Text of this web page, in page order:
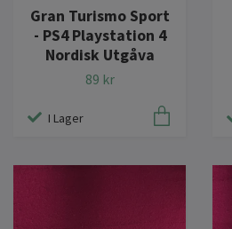
Gran Turismo Sport
- PS4 Playstation 4
Nordisk Utgåva
89 kr
I Lager